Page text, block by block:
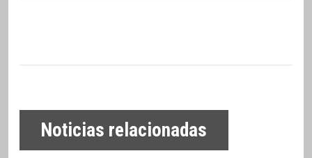
Noticias relacionadas